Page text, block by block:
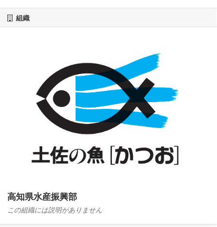
組織
高知県水産振興部
この組織には説明がありません